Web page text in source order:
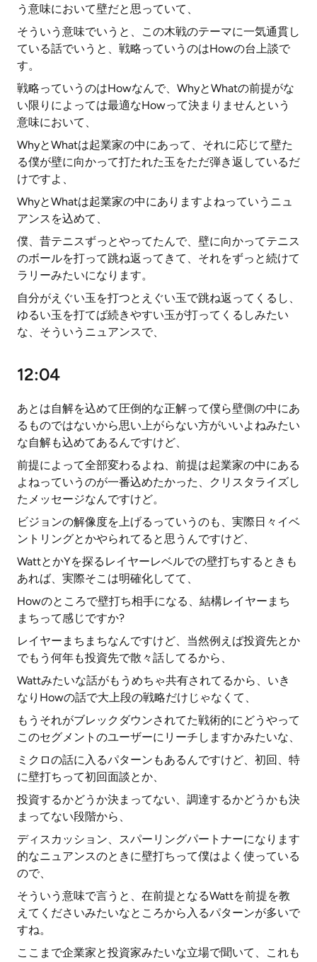
う意味において壁だと思っていて、
そういう意味でいうと、この木戦のテーマに一気通貫し
ている話でいうと、戦略っていうのはHowの台上談で
す。
戦略っていうのはHowなんで、WhyとWhatの前提がな
い限りによっては最適なHowって決まりませんという
意味において、
WhyとWhatは起業家の中にあって、それに応じて壁た
る僕が壁に向かって打たれた玉をただ弾き返しているだ
けですよ、
WhyとWhatは起業家の中にありますよねっていうニュ
アンスを込めて、
僕、昔テニスずっとやってたんで、壁に向かってテニス
のボールを打って跳ね返ってきて、それをずっと続けて
ラリーみたいになります。
自分がえぐい玉を打つとえぐい玉で跳ね返ってくるし、
ゆるい玉を打てば続きやすい玉が打ってくるしみたい
な、そういうニュアンスで、
12:04
あとは自解を込めて圧倒的な正解って僕ら壁側の中にあ
るものではないから思い上がらない方がいいよねみたい
な自解も込めてあるんですけど、
前提によって全部変わるよね、前提は起業家の中にある
よねっていうのが一番込めたかった、クリスタライズし
たメッセージなんですけど。
ビジョンの解像度を上げるっていうのも、実際日々イベ
ントリングとかやられてると思うんですけど、
WattとかYを探るレイヤーレベルでの壁打ちするときも
あれば、実際そこは明確化してて、
Howのところで壁打ち相手になる、結構レイヤーまち
まちって感じですか?
レイヤーまちまちなんですけど、当然例えば投資先とか
でもう何年も投資先で散々話してるから、
Wattみたいな話がもうめちゃ共有されてるから、いき
なりHowの話で大上段の戦略だけじゃなくて、
もうそれがブレックダウンされてた戦術的にどうやって
このセグメントのユーザーにリーチしますかみたいな、
ミクロの話に入るパターンもあるんですけど、初回、特
に壁打ちって初回面談とか、
投資するかどうか決まってない、調達するかどうかも決
まってない段階から、
ディスカッション、スパーリングパートナーになります
的なニュアンスのときに壁打ちって僕はよく使っている
ので、
そういう意味で言うと、在前提となるWattを前提を教
えてくださいみたいなところから入るパターンが多いで
すね。
ここまで企業家と投資家みたいな立場で聞いて、これも